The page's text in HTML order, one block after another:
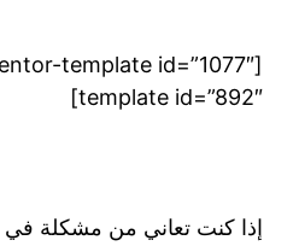
template id=”892″]
إذا كنت تعاني من مشكلة في